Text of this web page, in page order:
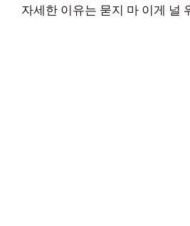
자세한 이유는 묻지 마 이게 널